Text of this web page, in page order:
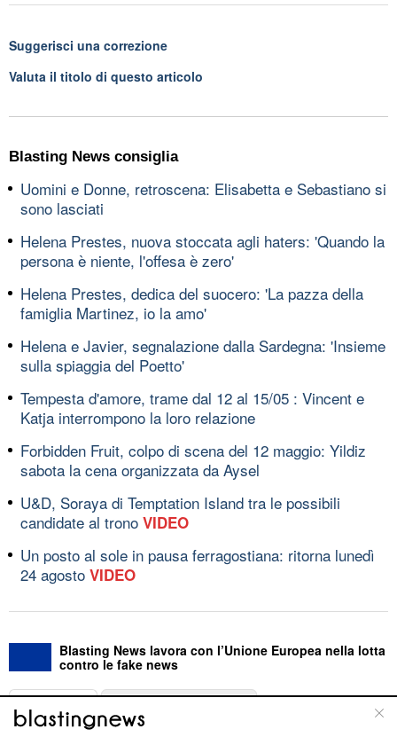
Suggerisci una correzione
Valuta il titolo di questo articolo
Blasting News consiglia
Uomini e Donne, retroscena: Elisabetta e Sebastiano si
sono lasciati
Helena Prestes, nuova stoccata agli haters: 'Quando la
persona è niente, l'offesa è zero'
Helena Prestes, dedica del suocero: 'La pazza della
famiglia Martinez, io la amo'
Helena e Javier, segnalazione dalla Sardegna: 'Insieme
sulla spiaggia del Poetto'
Tempesta d'amore, trame dal 12 al 15/05 : Vincent e
Katja interrompono la loro relazione
Forbidden Fruit, colpo di scena del 12 maggio: Yildiz
sabota la cena organizzata da Aysel
U&D, Soraya di Temptation Island tra le possibili
candidate al trono VIDEO
Un posto al sole in pausa ferragostiana: ritorna lunedì
24 agosto VIDEO
Blasting News lavora con l’Unione Europea nella lotta
contro le fake news
ABOUT